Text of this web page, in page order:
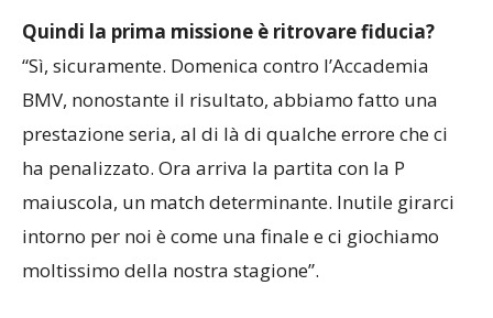
Quindi la prima missione è ritrovare fiducia?
“Sì, sicuramente. Domenica contro l’Accademia
BMV, nonostante il risultato, abbiamo fatto una
prestazione seria, al di là di qualche errore che ci
ha penalizzato. Ora arriva la partita con la P
maiuscola, un match determinante. Inutile girarci
intorno per noi è come una finale e ci giochiamo
moltissimo della nostra stagione”.